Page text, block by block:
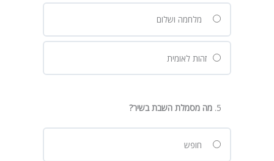
מלחמה ושלום
זהות לאומית
מה מסמלת השבת בשיר?
חופש